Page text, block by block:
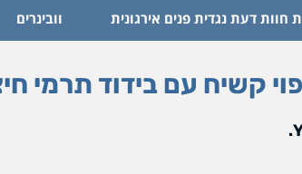
חוות דעת נגדית פנים אירגונית וובינרים